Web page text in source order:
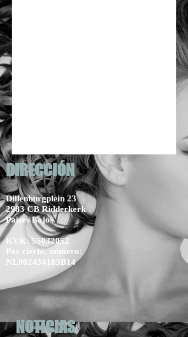
DIRECCIÓN
Dillenburgplein 23
2983 CB Ridderkerk
Países Bajos
KVK:55032052
Por cierto, número:
NL002434103B14
NOTICIAS